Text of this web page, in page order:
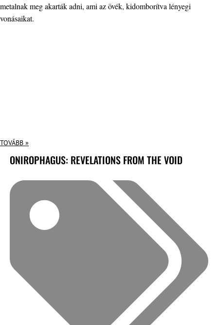
metalnak meg akarták adni, ami az övék, kidomborítva lényegi
vonásaikat.
TOVÁBB »
ONIROPHAGUS: REVELATIONS FROM THE VOID